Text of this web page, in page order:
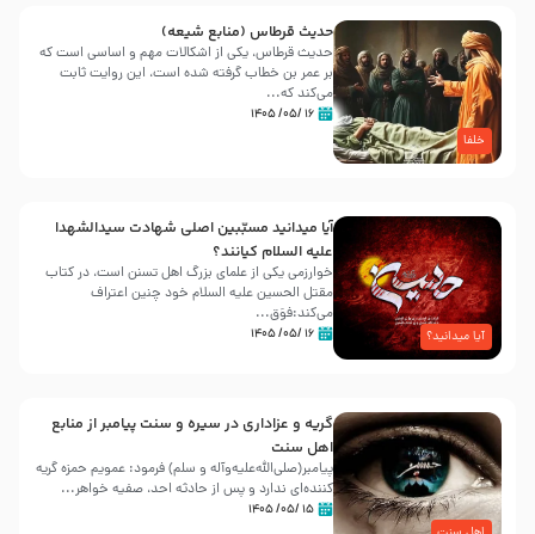
خلفا
حدیث قرطاس (منابع شیعه)
حدیث قرطاس، یکی از اشکالات مهم و اساسی است که
بر عمر بن خطاب گرفته شده است، این روایت ثابت
می‌کند که...
۱۶ /۰۵/ ۱۴۰۵
آیا میدانید؟
آیا میدانید مسبّبین اصلی شهادت سیدالشهدا
علیه ‌السلام کیانند؟
خوارزمی یکی از علمای بزرگ اهل تسنن است، در کتاب
مقتل الحسین علیه ‌السلام خود چنین اعتراف
می‌کند:فوَق...
۱۶ /۰۵/ ۱۴۰۵
گریه و عزاداری در سیره و سنت پیامبر از منابع
اهل سنت
پیامبر(صلی‌الله‌علیه‌وآله و سلم) فرمود: عمویم حمزه گریه
کننده‌ای ندارد و پس از حادثه احد، صفیه خواهر...
۱۵ /۰۵/ ۱۴۰۵